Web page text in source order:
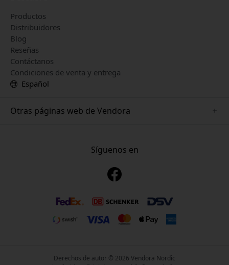
Productos
Distribuidores
Blog
Reseñas
Contáctanos
Condiciones de venta y entrega
Español
Otras páginas web de Vendora
www.nordicsmartlight.seSíguenos en
Derechos de autor © 2026 Vendora Nordic